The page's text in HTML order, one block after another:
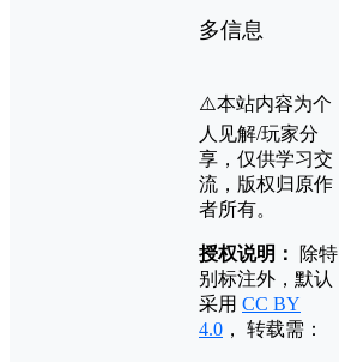
多信息
⚠️本站内容为个
人见解/玩家分
享，仅供学习交
流，版权归原作
者所有。
授权说明：
除特
别标注外，默认
采用 CC BY
4.0 ， 转载需：